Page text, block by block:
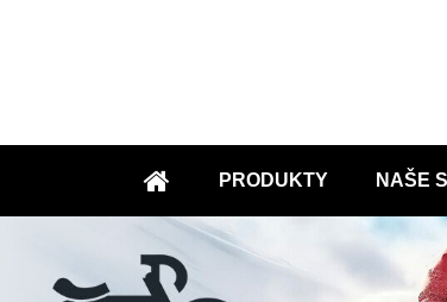
ÚVOD
PRODUKTY NAŠE